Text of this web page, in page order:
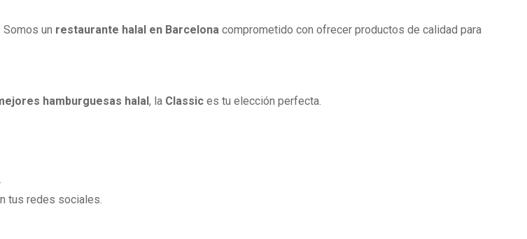
un restaurante halal en Barcelona comprometido con ofrecer productos de calidad para
hamburguesas halal, la Classic es tu elección perfecta.
.
tus redes sociales.